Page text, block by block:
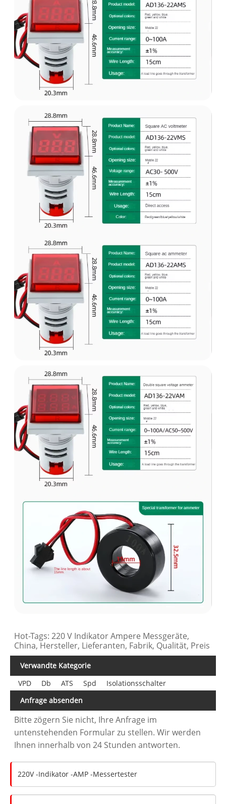
Hot-Tags: 220 V Indikator Ampere Messgeräte,
China, Hersteller, Lieferanten, Fabrik, Qualität, Preis
Verwandte Kategorie
VPD
Db ATS Spd
Isolationsschalter
Anfrage absenden
Bitte zögern Sie nicht, Ihre Anfrage im
untenstehenden Formular zu stellen. Wir werden
Ihnen innerhalb von 24 Stunden antworten.